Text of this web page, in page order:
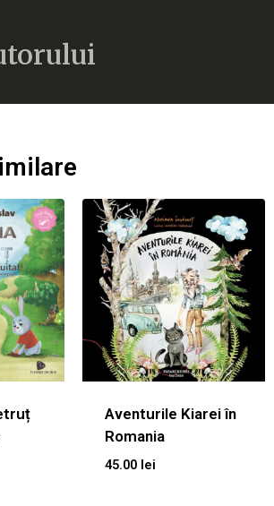
Aventurile Kiarei în
Romania
45.00 lei